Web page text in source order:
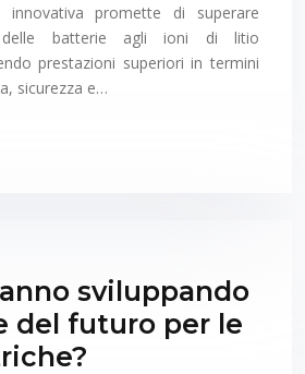
innovativa promette di superare
batterie agli ioni di litio
prestazioni superiori in termini
sicurezza e…
sviluppando
del futuro per le